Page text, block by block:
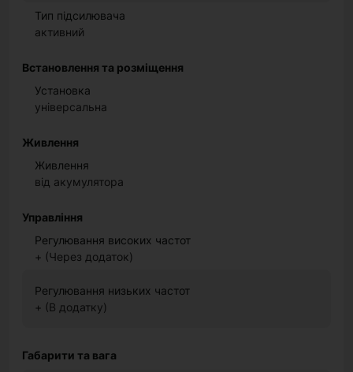
Тип підсилювача
активний
Встановлення та розміщення
Установка
універсальна
Живлення
Живлення
від акумулятора
Управління
Регулювання високих частот
+ (Через додаток)
Регулювання низьких частот
+ (В додатку)
Габарити та вага